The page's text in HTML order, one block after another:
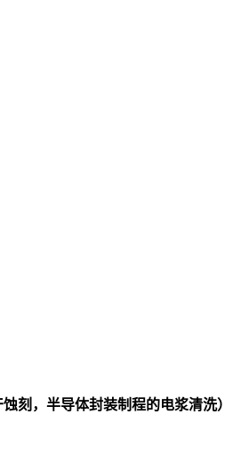
刻，半导体封装制程的电浆清洗）